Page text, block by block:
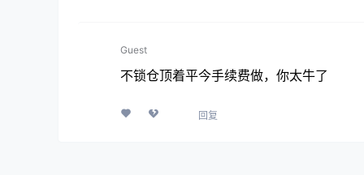
Guest
不锁仓顶着平今手续费做，你太牛了
回复